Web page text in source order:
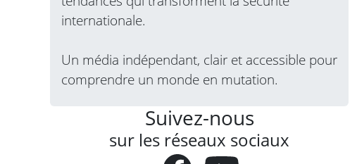
internationale.
Un média indépendant, clair et accessible pour
comprendre un monde en mutation.
Suivez-nous
sur les réseaux sociaux